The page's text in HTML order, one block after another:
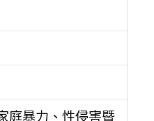
庭暴力、性侵害暨